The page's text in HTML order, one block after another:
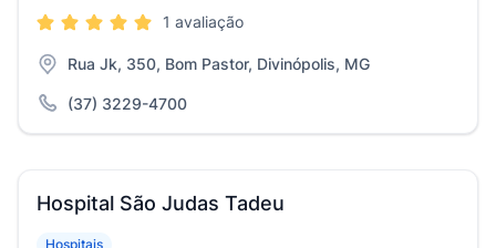
1 avaliação
Rua Jk, 350, Bom Pastor, Divinópolis, MG
(37) 3229-4700
Hospital São Judas Tadeu
Hospitais